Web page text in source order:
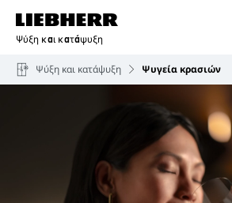
Ψύξη και κατάψυξη
Ψύξη και κατάψυξη Ψυγεία κρασιών